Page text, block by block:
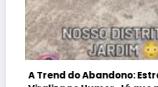
do Abandono: Estrada de